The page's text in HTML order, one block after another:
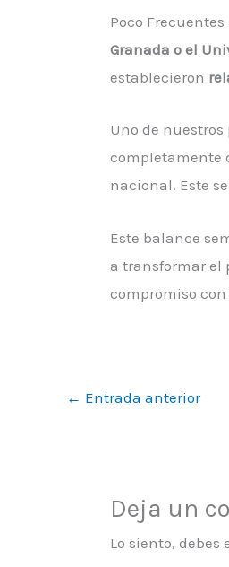
Poco
Granada o el
establecieron
Uno de
completamente
nacional. Este
Este balance
a transformar el
compromiso
← Entrada anterior
Deja un
Lo siento, debes